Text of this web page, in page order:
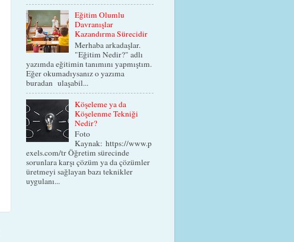
Eğitim Olumlu
Davranışlar
Kazandırma Sürecidir
Merhaba arkadaşlar.
"Eğitim Nedir?" adlı
yazımda eğitimin tanımını yapmıştım.
Eğer okumadıysanız o yazıma
buradan ulaşabil...
Köşeleme ya da
Köşelenme Tekniği
Nedir?
Foto
Kaynak: https://www.p
exels.com/tr Öğretim sürecinde
sorunlara karşı çözüm ya da çözümler
üretmeyi sağlayan bazı teknikler
uygulanı...